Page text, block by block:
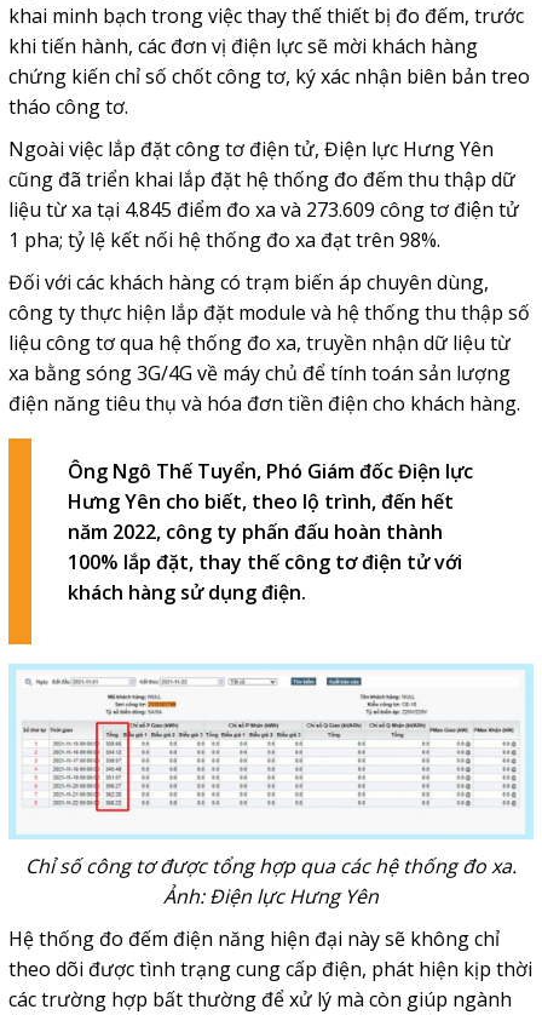
khai minh bạch trong việc thay thế thiết bị đo đếm, trước
khi tiến hành, các đơn vị điện lực sẽ mời khách hàng
chứng kiến chỉ số chốt công tơ, ký xác nhận biên bản treo
tháo công tơ.
Ngoài việc lắp đặt công tơ điện tử, Điện lực Hưng Yên
cũng đã triển khai lắp đặt hệ thống đo đếm thu thập dữ
liệu từ xa tại 4.845 điểm đo xa và 273.609 công tơ điện tử
1 pha; tỷ lệ kết nối hệ thống đo xa đạt trên 98%.
Đối với các khách hàng có trạm biến áp chuyên dùng,
công ty thực hiện lắp đặt module và hệ thống thu thập số
liệu công tơ qua hệ thống đo xa, truyền nhận dữ liệu từ
xa bằng sóng 3G/4G về máy chủ để tính toán sản lượng
điện năng tiêu thụ và hóa đơn tiền điện cho khách hàng.
Ông Ngô Thế Tuyển, Phó Giám đốc Điện lực
Hưng Yên cho biết, theo lộ trình, đến hết
năm 2022, công ty phấn đấu hoàn thành
100% lắp đặt, thay thế công tơ điện tử với
khách hàng sử dụng điện.
Chỉ số công tơ được tổng hợp qua các hệ thống đo xa.
Ảnh: Điện lực Hưng Yên
Hệ thống đo đếm điện năng hiện đại này sẽ không chỉ
theo dõi được tình trạng cung cấp điện, phát hiện kịp thời
các trường hợp bất thường để xử lý mà còn giúp ngành